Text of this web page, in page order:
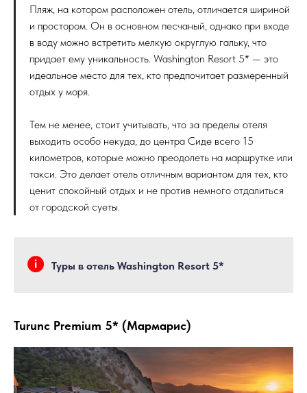
Пляж, на котором расположен отель, отличается шириной
и простором. Он в основном песчаный, однако при входе
в воду можно встретить мелкую округлую гальку, что
придает ему уникальность. Washington Resort 5* — это
идеальное место для тех, кто предпочитает размеренный
отдых у моря.
Тем не менее, стоит учитывать, что за пределы отеля
выходить особо некуда, до центра Сиде всего 15
километров, которые можно преодолеть на маршрутке или
такси. Это делает отель отличным вариантом для тех, кто
ценит спокойный отдых и не против немного отдалиться
от городской суеты.
Туры в отель Washington Resort 5*
Turunc Premium 5* (Мармарис)